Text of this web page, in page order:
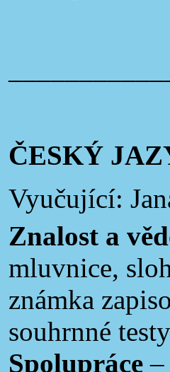
ČESKÝ
Vyučující:
Znalost a
mluvnice,
známka
souhrnné
Spolupráce –